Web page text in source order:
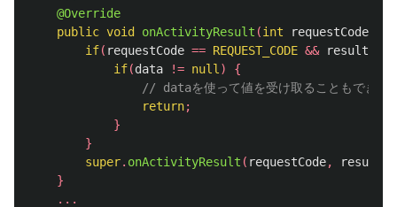
@Override
public void onActivityResult (int requestCode
if( requestCode == REQUEST_CODE &&
resultCode
if(data != null )
{
// dataを使って値を受け取ることもできる
return;
}
}
super. onActivityResult ( requestCode,
}
...